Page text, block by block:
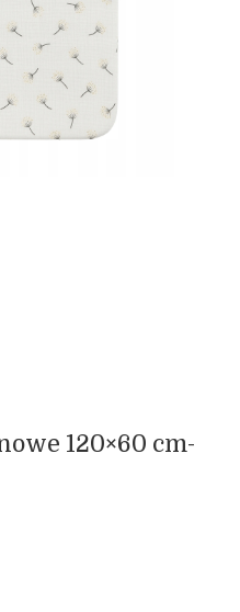
120×60 cm-